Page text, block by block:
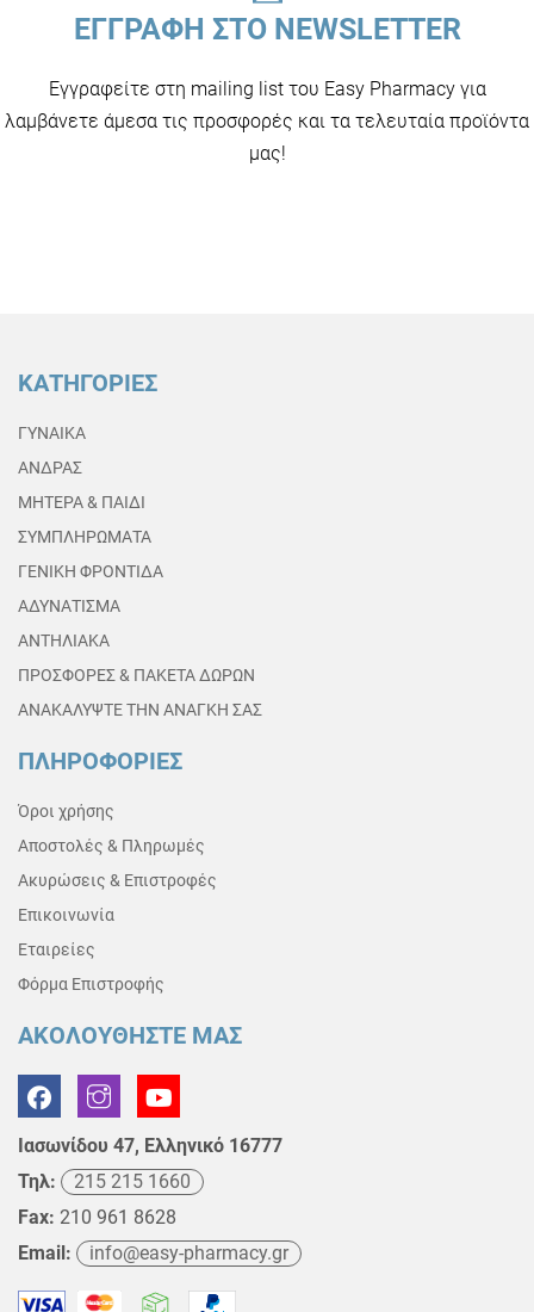
ΕΓΓΡΑΦΗ ΣΤΟ NEWSLETTER
Εγγραφείτε στη mailing list του Easy Pharmacy για
λαμβάνετε άμεσα τις προσφορές και τα τελευταία προϊόντα
μας!
ΚΑΤΗΓΟΡΙΕΣ
ΓΥΝΑΙΚΑ
ΑΝΔΡΑΣ
ΜΗΤΕΡΑ & ΠΑΙΔΙ
ΣΥΜΠΛΗΡΩΜΑΤΑ
ΓΕΝΙΚΗ ΦΡΟΝΤΙΔΑ
ΑΔΥΝΑΤΙΣΜΑ
ΑΝΤΗΛΙΑΚΑ
ΠΡΟΣΦΟΡΕΣ & ΠΑΚΕΤΑ ΔΩΡΩΝ
ΑΝΑΚΑΛΥΨΤΕ ΤΗΝ ΑΝΑΓΚΗ ΣΑΣ
ΠΛΗΡΟΦΟΡΙΕΣ
Όροι χρήσης
Αποστολές & Πληρωμές
Ακυρώσεις & Επιστροφές
Επικοινωνία
Εταιρείες
Φόρμα Επιστροφής
ΑΚΟΛΟΥΘΗΣΤΕ ΜΑΣ
Ιασωνίδου 47, Ελληνικό 16777
Τηλ:
215 215 1660
Fax: 210 961 8628
Email:
info@easy-pharmacy.gr